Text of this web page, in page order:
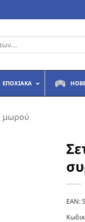
ΕΠΟΧΙΑΚΆ
μωρού
EAN: